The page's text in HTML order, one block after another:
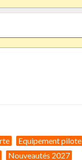
Equipement pilote
Nouveautés 2027